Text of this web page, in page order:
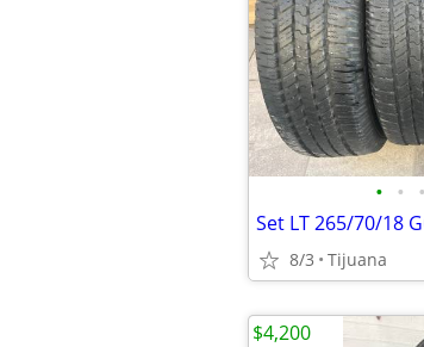
• • •
Set LT 265/70/18
8/3 Tijuana
$4,200